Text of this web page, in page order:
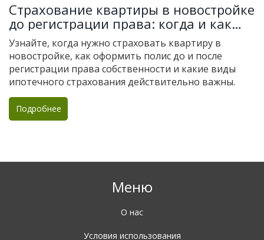
Страхование квартиры в новостройке
до регистрации права: когда и как
оформлять полис
Узнайте, когда нужно страховать квартиру в
новостройке, как оформить полис до и после
регистрации права собственности и какие виды
ипотечного страхования действительно важны.
Подробнее
Меню
О нас
Условия использования